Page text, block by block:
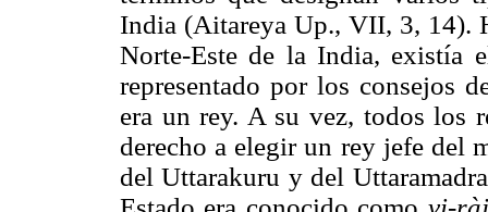
India (Aitareya Up., VII, 3, 14).
Norte-Este de la India, existía
representado por los consejos
era un rey. A su vez, todos los
derecho a elegir un rey jefe del
del Uttarakuru y del